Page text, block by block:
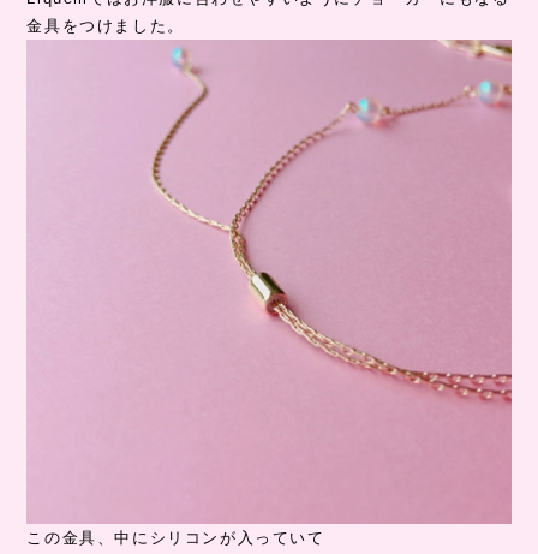
金具をつけました。
この金具、中にシリコンが入っていて